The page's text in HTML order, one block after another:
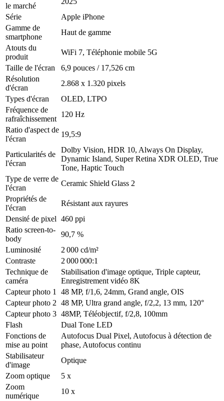
le marché
Série
Apple iPhone
Gamme de
smartphone
Haut de gamme
Atouts du
produit
WiFi 7, Téléphonie mobile 5G
Taille de l'écran
6,9 pouces / 17,526 cm
Résolution
d'écran
2.868 x 1.320 pixels
Types d'écran
OLED, LTPO
Fréquence de
rafraîchissement
120 Hz
Ratio d'aspect de
l'écran
19,5:9
Particularités de
l'écran
Dolby Vision, HDR 10, Always On Display,
Dynamic Island, Super Retina XDR OLED, True
Tone, Haptic Touch
Type de verre de
l'écran
Ceramic Shield Glass 2
Propriétés de
l'écran
Résistant aux rayures
Densité de pixel 460 ppi
Ratio screen-to-
body
90,7 %
Luminosité
2 000 cd/m²
Contraste
2 000 000:1
Technique de
caméra
Stabilisation d'image optique, Triple capteur,
Enregistrement vidéo 8K
Capteur photo 1
48 MP, f/1,6, 24mm, Grand angle, OIS
Capteur photo 2 48 MP, Ultra grand angle, f/2,2, 13 mm, 120°
Capteur photo 3 48MP, Téléobjectif, f/2,8, 100mm
Flash
Dual Tone LED
Fonctions de
mise au point
Autofocus Dual Pixel, Autofocus à détection de
phase, Autofocus continu
Stabilisateur
d'image
Optique
Zoom optique
5 x
Zoom
numérique
10 x